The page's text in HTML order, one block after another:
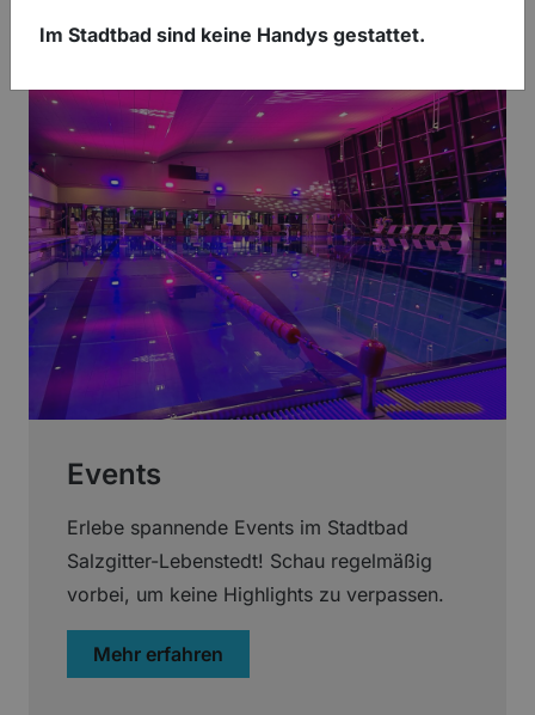
Events
Erlebe spannende Events im Stadtbad
Salzgitter-Lebenstedt! Schau regelmäßig
vorbei, um keine Highlights zu verpassen.
Mehr erfahren
Im Stadtbad sind keine Handys gestattet.